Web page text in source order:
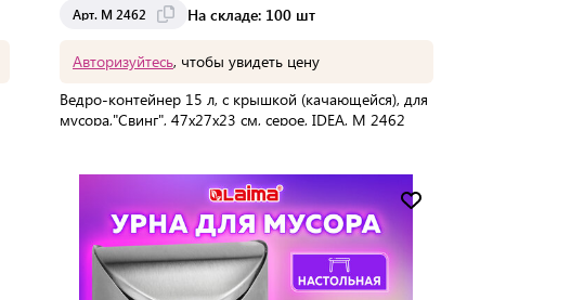
Арт. М 2462 На складе: 100 шт
Авторизуйтесь, чтобы увидеть цену
Ведро-контейнер 15 л, с крышкой (качающейся), для
мусора,"Свинг", 47х27х23 см, серое, IDEA, М 2462
Мин. партия: 1 шт
Доставка от 2 до 3 дней